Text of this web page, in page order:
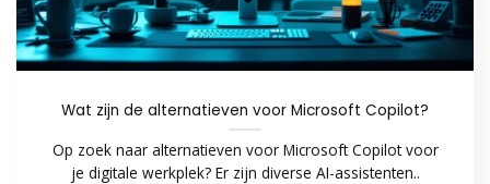
Wat zijn de alternatieven voor Microsoft Copilot?
Op zoek naar alternatieven voor Microsoft Copilot voor
je digitale werkplek? Er zijn diverse AI-assistenten..